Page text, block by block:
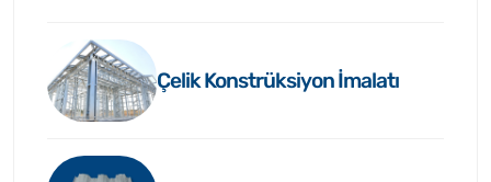
Çelik Konstrüksiyon İmalatı